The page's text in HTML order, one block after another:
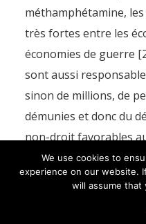
méthamphétamine,
très fortes entre les
économies de guerre
sont aussi
sinon de millions, de
démunies et donc du
non-droit favorables
et illégales, dont les
(exploitations à
renouvelables ou de
We use cookies to
experience on our website.
will assume that